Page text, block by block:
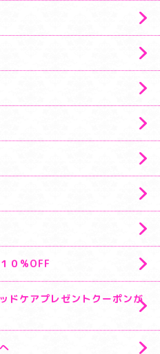
０%OFF
ドケアプレゼントクーポンが